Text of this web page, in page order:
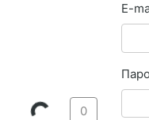
0
E-